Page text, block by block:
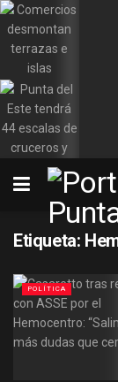
Etiqueta:
POLÍTICA